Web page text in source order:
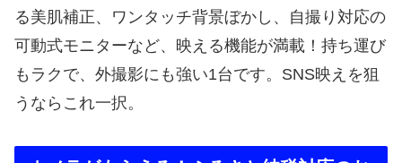
る美肌補正、ワンタッチ背景ぼかし、自撮り対応の
可動式モニターなど、映える機能が満載！持ち運び
もラクで、外撮影にも強い1台です。SNS映えを狙
うならこれ一択。